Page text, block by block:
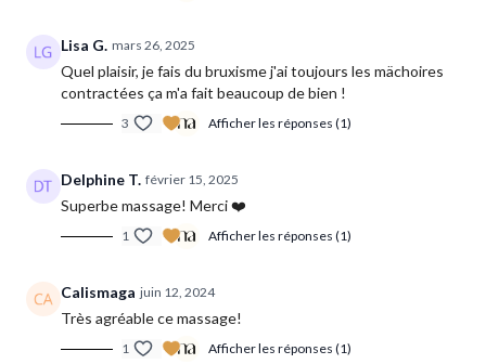
Lisa G. mars 26, 2025
Quel plaisir, je fais du bruxisme j'ai toujours les mächoires
contractées ça m'a fait beaucoup de bien !
3 Afficher les réponses (1)
Delphine T. février 15, 2025
Superbe massage! Merci ❤️
1 Afficher les réponses (1)
Calismaga juin 12, 2024
Très agréable ce massage!
1 Afficher les réponses (1)